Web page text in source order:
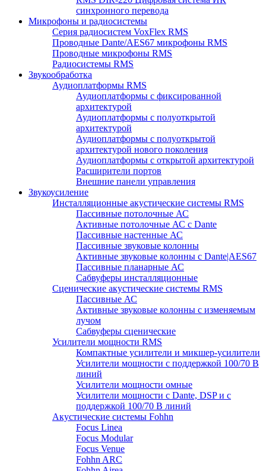
синхронного перевода
Микрофоны и радиосистемы
Серия радиосистем VoxFlex RMS
Проводные Dante/AES67 микрофоны RMS
Проводные микрофоны RMS
Радиосистемы RMS
Звукообработка
Аудиоплатформы RMS
Аудиоплатформы с фиксированной
архитектурой
Аудиоплатформы с полуоткрытой
архитектурой
Аудиоплатформы с полуоткрытой
архитектурой нового поколения
Аудиоплатформы с открытой архитектурой
Расширители портов
Внешние панели управления
Звукоусиление
Инсталляционные акустические системы RMS
Пассивные потолочные АС
Активные потолочные АС с Dante
Пассивные настенные АС
Пассивные звуковые колонны
Активные звуковые колонны с Dante|AES67
Пассивные планарные АС
Сабвуферы инсталляционные
Сценические акустические системы RMS
Пассивные АС
Активные звуковые колонны с изменяемым
лучом
Сабвуферы сценические
Усилители мощности RMS
Компактные усилители и микшер-усилители
Усилители мощности с поддержкой 100/70 В
линий
Усилители мощности омные
Усилители мощности с Dante, DSP и с
поддержкой 100/70 В линий
Акустические системы Fohhn
Focus Linea
Focus Modular
Focus Venue
Fohhn ARC